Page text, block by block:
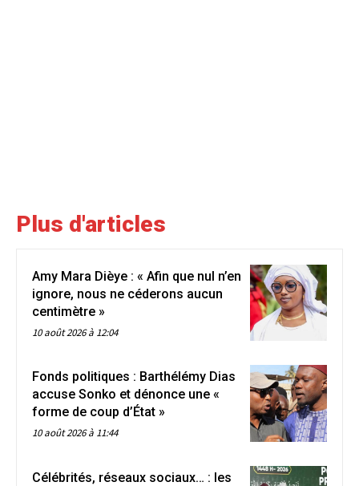
Plus d'articles
Amy Mara Dièye : « Afin que nul n’en
ignore, nous ne céderons aucun
centimètre »
10 août 2026 à 12:04
Fonds politiques : Barthélémy Dias
accuse Sonko et dénonce une «
forme de coup d’État »
10 août 2026 à 11:44
Célébrités, réseaux sociaux… : les